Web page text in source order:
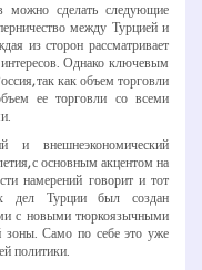
можно сделать следующие
между Турцией и
из сторон рассматривает
Однако ключевым
так как объем торговли
ее торговли со всеми
и внешнеэкономический
с основным акцентом на
намерений говорит и тот
дел Турции был создан
с новыми тюркоязычными
зоны. Само по себе это уже
политики.